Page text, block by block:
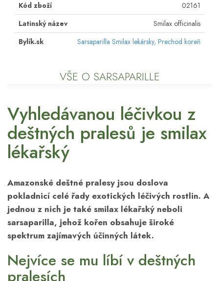
Kód zboží
02161
Latinský název
Smilax officinalis
Bylík.sk
Sarsaparilla Smilax lekársky, Prechod koreň
VŠE O SARSAPARILLE
Vyhledávanou léčivkou z
deštných pralesů je smilax
lékařský
Amazonské deštné pralesy jsou doslova
pokladnicí celé řady exotických léčivých rostlin. A
jednou z nich je také smilax lékařský neboli
sarsaparilla, jehož kořen obsahuje široké
spektrum zajímavých účinných látek.
Nejvíce se mu líbí v deštných
pralesích